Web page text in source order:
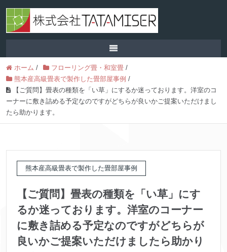
ホーム / フローリング畳・和室畳 /
熊本産高級畳表で製作した畳部屋事例 /
【ご質問】畳表の種類を「い草」にするか迷っております。洋室のコ
ーナーに敷き詰める予定なのですがどちらが良いかご提案いただけまし
たら助かります。
熊本産高級畳表で製作した畳部屋事例
【ご質問】畳表の種類を「い草」にす
るか迷っております。洋室のコーナー
に敷き詰める予定なのですがどちらが
良いかご提案いただけましたら助かり